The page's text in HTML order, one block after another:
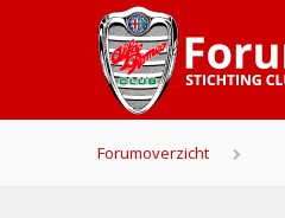
Forumoverzicht